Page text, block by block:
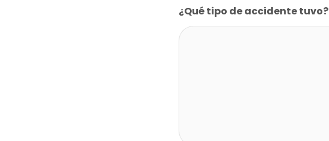
¿Qué tipo de accidente tuvo?